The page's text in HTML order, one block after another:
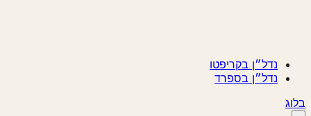
נדל״ן בקריפטו
נדל״ן בספרד